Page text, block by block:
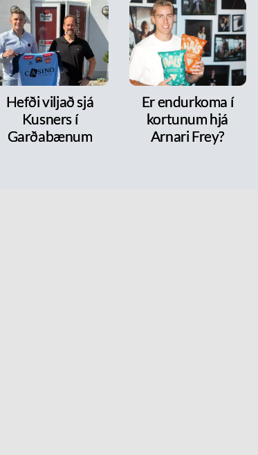
Hefði viljað sjá
Kusners í
Garðabænum
Er endurkoma í
kortunum hjá
Arnari Frey?